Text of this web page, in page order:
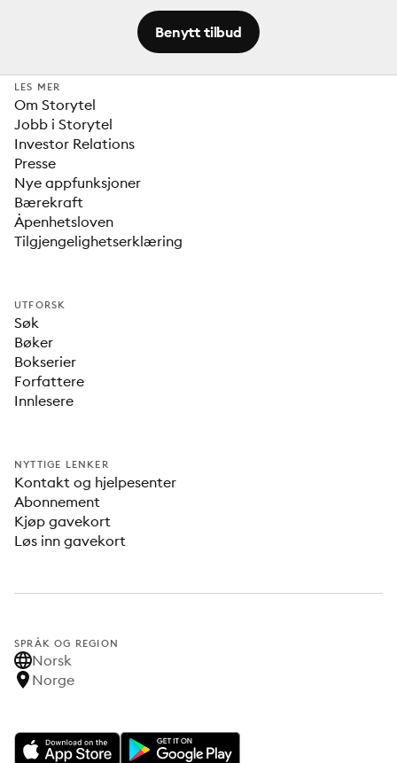
Benytt tilbud
LES MER
Om Storytel
Jobb i Storytel
Investor Relations
Presse
Nye appfunksjoner
Bærekraft
Åpenhetsloven
Tilgjengelighetserklæring
UTFORSK
Søk
Bøker
Bokserier
Forfattere
Innlesere
NYTTIGE LENKER
Kontakt og hjelpesenter
Abonnement
Kjøp gavekort
Løs inn gavekort
SPRÅK OG REGION
Norsk
Norge